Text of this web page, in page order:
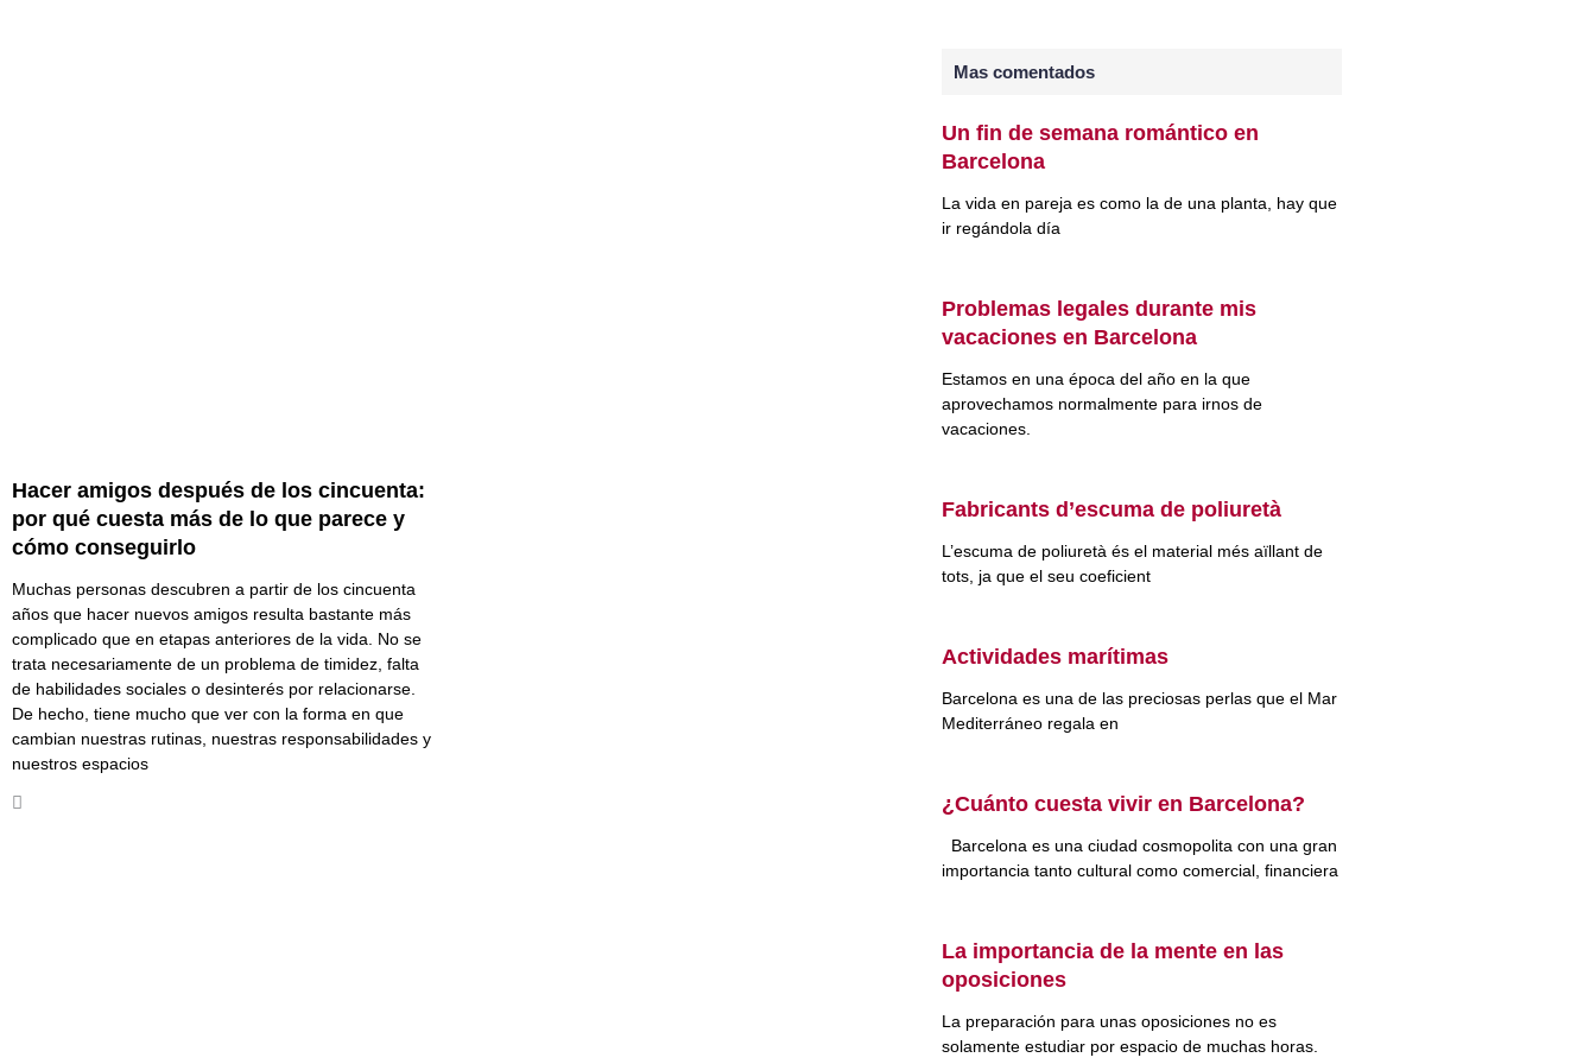
Hacer amigos después de los cincuenta:
por qué cuesta más de lo que parece y
cómo conseguirlo
Muchas personas descubren a partir de los cincuenta
años que hacer nuevos amigos resulta bastante más
complicado que en etapas anteriores de la vida. No se
trata necesariamente de un problema de timidez, falta
de habilidades sociales o desinterés por relacionarse.
De hecho, tiene mucho que ver con la forma en que
cambian nuestras rutinas, nuestras responsabilidades y
nuestros espacios
Mas comentados
Un fin de semana romántico en
Barcelona
La vida en pareja es como la de una planta, hay que
ir regándola día
Problemas legales durante mis
vacaciones en Barcelona
Estamos en una época del año en la que
aprovechamos normalmente para irnos de
vacaciones.
Fabricants d’escuma de poliuretà
L’escuma de poliuretà és el material més aïllant de
tots, ja que el seu coeficient
Actividades marítimas
Barcelona es una de las preciosas perlas que el Mar
Mediterráneo regala en
¿Cuánto cuesta vivir en Barcelona?
Barcelona es una ciudad cosmopolita con una gran
importancia tanto cultural como comercial, financiera
La importancia de la mente en las
oposiciones
La preparación para unas oposiciones no es
solamente estudiar por espacio de muchas horas.